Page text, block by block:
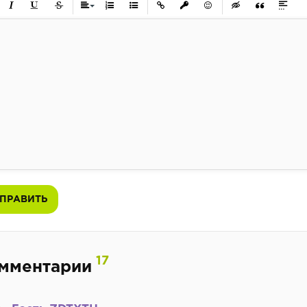
КурсивПодчеркнутый
ЗачеркнутыйВыравнивание
Нумерованный список
Маркированный список
Вставить ссылку
Вставить защищенную
Вставить смайлик
Вставка скрытого
Вставка
17